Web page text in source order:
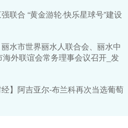
联合 “黄金游轮·快乐星球号”建设
水市世界丽水人联合会、丽水中
外联谊会常务理事会议召开_发
】阿吉亚尔-布兰科再次当选葡萄